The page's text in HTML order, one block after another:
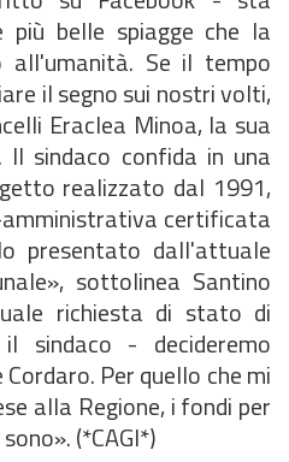
più belle spiagge che la
Se il tempo
il segno sui nostri volti,
Eraclea Minoa, la sua
sindaco confida in una
realizzato dal 1991,
certificata
presentato dall'attuale
sottolinea Santino
richiesta di stato di
sindaco - decideremo
Per quello che mi
alla Regione, i fondi per
(*CAGI*)